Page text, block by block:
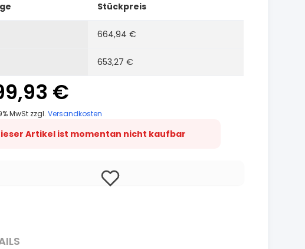
Stückpreis
664,94 €
653,27 €
€
MwSt zzgl.Versandkosten
Artikel ist momentan nicht kaufbar